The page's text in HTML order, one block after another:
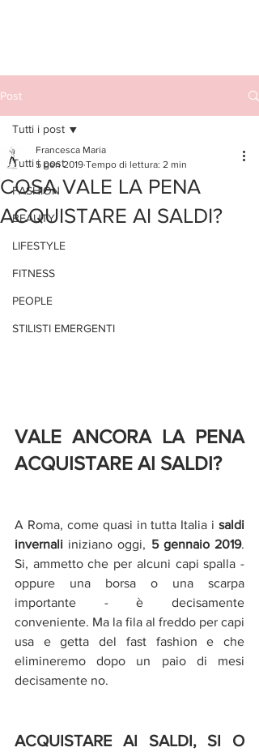
Post
Tutti i post
FASHION
BEAUTY
LIFESTYLE
FITNESS
PEOPLE
STILISTI EMERGENTI
Tutti i post
COSA VALE LA PENA
ACQUISTARE AI SALDI?
Francesca Maria
5 gen 2019 Tempo di lettura: 2 min
VALE ANCORA LA PENA
ACQUISTARE AI SALDI?
A Roma, come quasi in tutta Italia i saldi
invernali iniziano oggi, 5 gennaio 2019.
Si, ammetto che per alcuni capi spalla -
oppure una borsa o una scarpa
importante - è decisamente
conveniente. Ma la fila al freddo per capi
usa e getta del fast fashion e che
elimineremo dopo un paio di mesi
decisamente no.
ACQUISTARE AI SALDI, SI O